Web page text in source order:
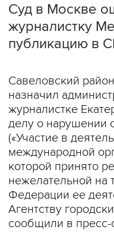
Суд в Москве
журналистку
публикацию в
Савеловский
назначил
журналистке
делу о нарушении
(«Участие в
международной
которой принято
нежелательной на
Федерации ее
Агентству
сообщили в пресс-